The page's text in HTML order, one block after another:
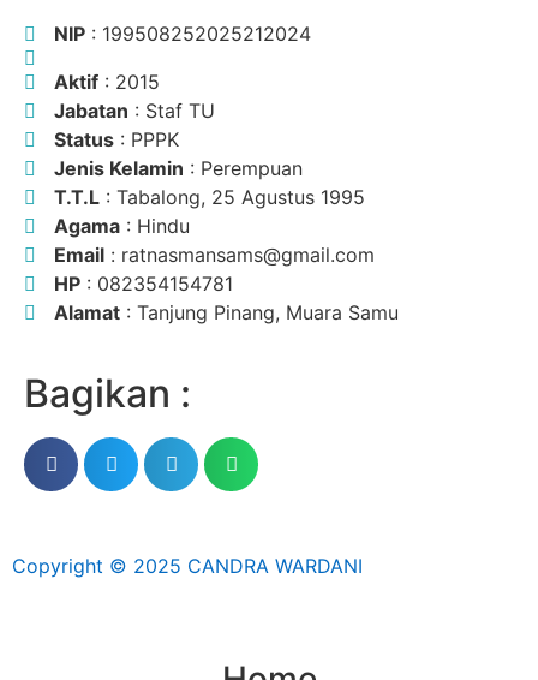
NIP : 199508252025212024
Aktif : 2015
Jabatan : Staf TU
Status : PPPK
Jenis Kelamin : Perempuan
T.T.L : Tabalong, 25 Agustus 1995
Agama : Hindu
Email : ratnasmansams@gmail.com
HP : 082354154781
Alamat : Tanjung Pinang, Muara Samu
Bagikan :
Copyright © 2025 CANDRA WARDANI